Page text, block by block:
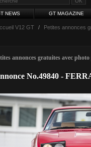
NEWS GT MAGAZINE
V12 GT / Petites annonces
annonces gratuites avec
No.49840 -